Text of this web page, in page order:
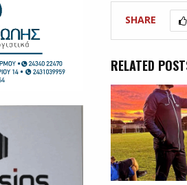
SHARE
RELATED